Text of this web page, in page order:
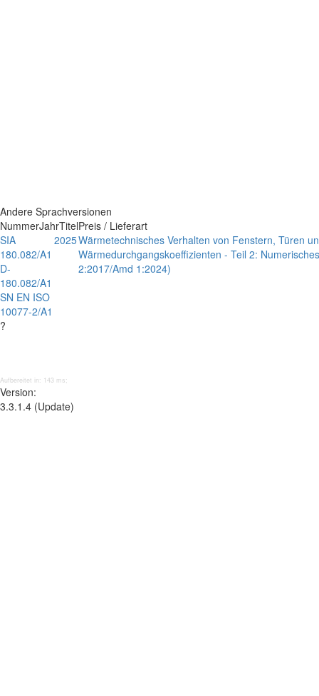
Andere Sprachversionen
NummerJahrTitelPreis / Lieferart
SIA
180.082/A1
D-
180.082/A1
SN EN ISO
10077-2/A1
?
2025Wärmetechnisches Verhalten von Fenstern, Türen
Wärmedurchgangskoeffizienten - Teil 2:
2:2017/Amd 1:2024)
Aufbereitet in: 143 ms;
Version:
3.3.1.4 (Update)